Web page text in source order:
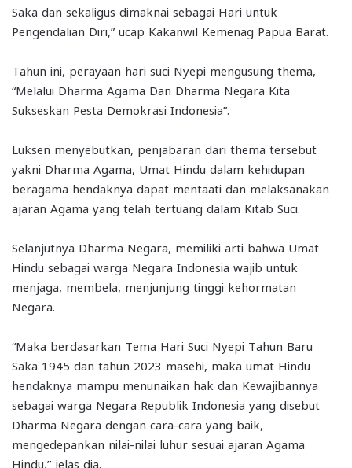
Saka dan sekaligus dimaknai sebagai Hari untuk
Pengendalian Diri,” ucap Kakanwil Kemenag Papua Barat.
Tahun ini, perayaan hari suci Nyepi mengusung thema,
“Melalui Dharma Agama Dan Dharma Negara Kita
Sukseskan Pesta Demokrasi Indonesia”.
Luksen menyebutkan, penjabaran dari thema tersebut
yakni Dharma Agama, Umat Hindu dalam kehidupan
beragama hendaknya dapat mentaati dan melaksanakan
ajaran Agama yang telah tertuang dalam Kitab Suci.
Selanjutnya Dharma Negara, memiliki arti bahwa Umat
Hindu sebagai warga Negara Indonesia wajib untuk
menjaga, membela, menjunjung tinggi kehormatan
Negara.
“Maka berdasarkan Tema Hari Suci Nyepi Tahun Baru
Saka 1945 dan tahun 2023 masehi, maka umat Hindu
hendaknya mampu menunaikan hak dan Kewajibannya
sebagai warga Negara Republik Indonesia yang disebut
Dharma Negara dengan cara-cara yang baik,
mengedepankan nilai-nilai luhur sesuai ajaran Agama
Hindu,” jelas dia.